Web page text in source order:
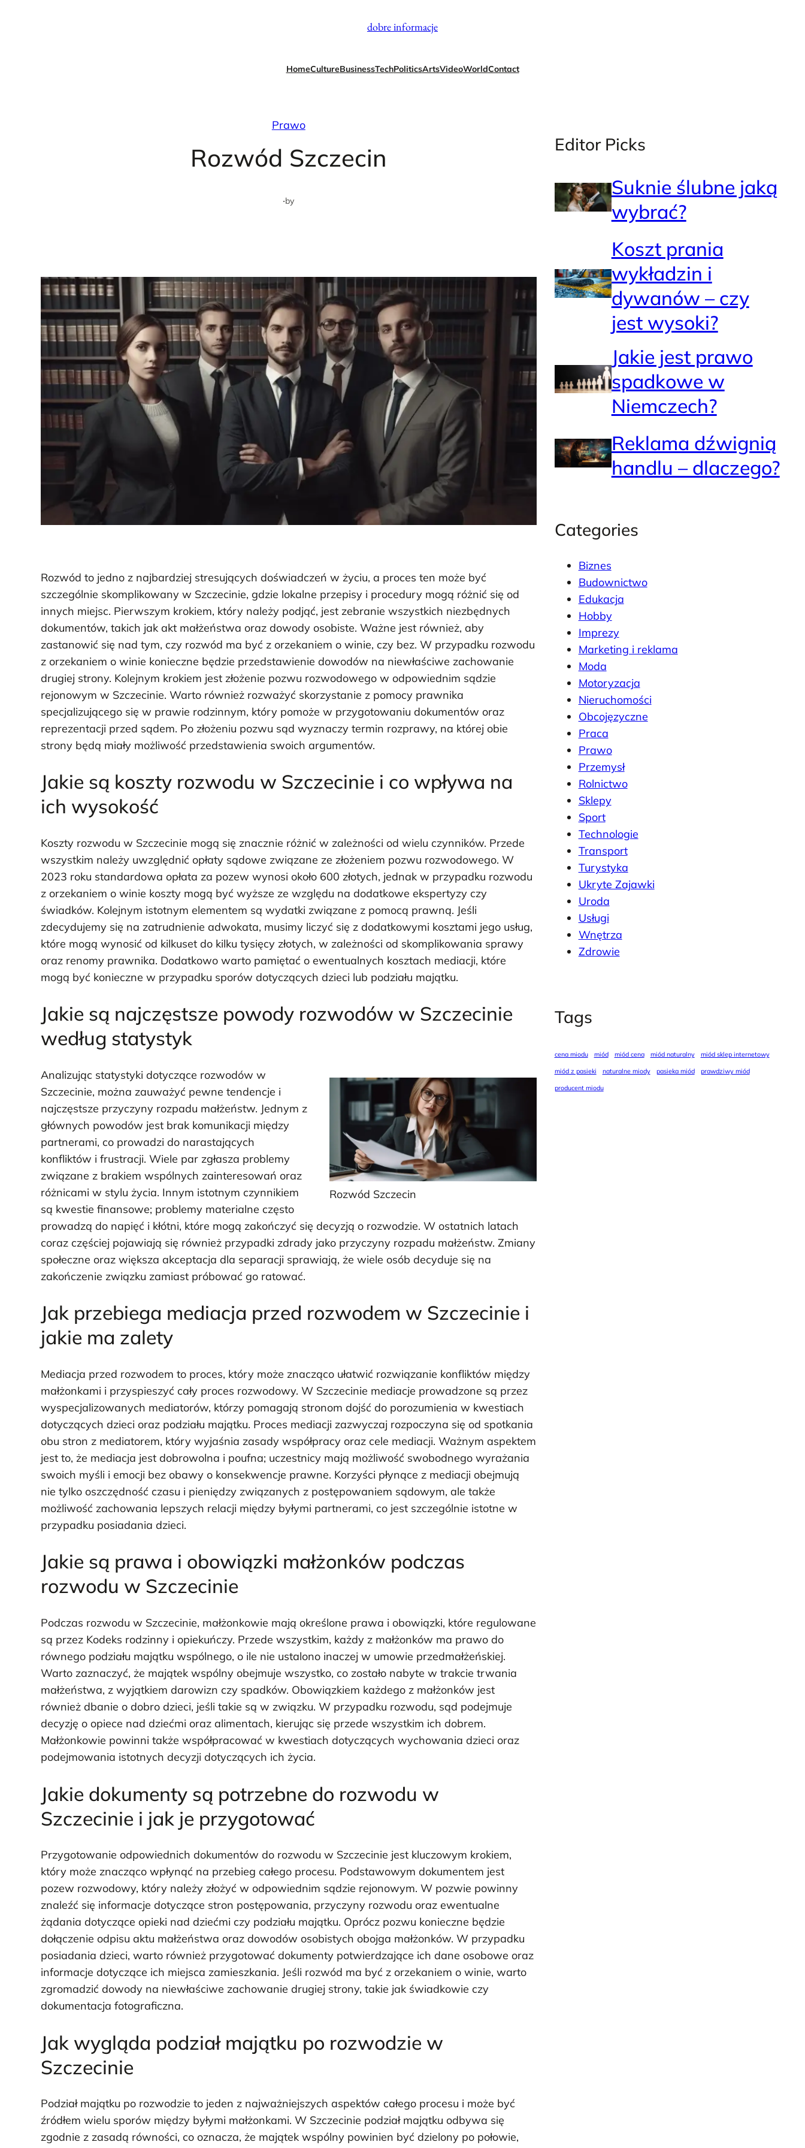
dobre informacje
HomeCultureBusinessTechPoliticsArtsVideoWorldContact
Prawo
Rozwód Szczecin
·by
Rozwód to jedno z najbardziej stresujących doświadczeń w życiu, a proces ten może być
szczególnie skomplikowany w Szczecinie, gdzie lokalne przepisy i procedury mogą różnić się od
innych miejsc. Pierwszym krokiem, który należy podjąć, jest zebranie wszystkich niezbędnych
dokumentów, takich jak akt małżeństwa oraz dowody osobiste. Ważne jest również, aby
zastanowić się nad tym, czy rozwód ma być z orzekaniem o winie, czy bez. W przypadku rozwodu
z orzekaniem o winie konieczne będzie przedstawienie dowodów na niewłaściwe zachowanie
drugiej strony. Kolejnym krokiem jest złożenie pozwu rozwodowego w odpowiednim sądzie
rejonowym w Szczecinie. Warto również rozważyć skorzystanie z pomocy prawnika
specjalizującego się w prawie rodzinnym, który pomoże w przygotowaniu dokumentów oraz
reprezentacji przed sądem. Po złożeniu pozwu sąd wyznaczy termin rozprawy, na której obie
strony będą miały możliwość przedstawienia swoich argumentów.
Jakie są koszty rozwodu w Szczecinie i co wpływa na
ich wysokość
Koszty rozwodu w Szczecinie mogą się znacznie różnić w zależności od wielu czynników. Przede
wszystkim należy uwzględnić opłaty sądowe związane ze złożeniem pozwu rozwodowego. W
2023 roku standardowa opłata za pozew wynosi około 600 złotych, jednak w przypadku rozwodu
z orzekaniem o winie koszty mogą być wyższe ze względu na dodatkowe ekspertyzy czy
świadków. Kolejnym istotnym elementem są wydatki związane z pomocą prawną. Jeśli
zdecydujemy się na zatrudnienie adwokata, musimy liczyć się z dodatkowymi kosztami jego usług,
które mogą wynosić od kilkuset do kilku tysięcy złotych, w zależności od skomplikowania sprawy
oraz renomy prawnika. Dodatkowo warto pamiętać o ewentualnych kosztach mediacji, które
mogą być konieczne w przypadku sporów dotyczących dzieci lub podziału majątku.
Jakie są najczęstsze powody rozwodów w Szczecinie
według statystyk
Rozwód Szczecin
Analizując statystyki dotyczące rozwodów w
Szczecinie, można zauważyć pewne tendencje i
najczęstsze przyczyny rozpadu małżeństw. Jednym z
głównych powodów jest brak komunikacji między
partnerami, co prowadzi do narastających
konfliktów i frustracji. Wiele par zgłasza problemy
związane z brakiem wspólnych zainteresowań oraz
różnicami w stylu życia. Innym istotnym czynnikiem
są kwestie finansowe; problemy materialne często
prowadzą do napięć i kłótni, które mogą zakończyć się decyzją o rozwodzie. W ostatnich latach
coraz częściej pojawiają się również przypadki zdrady jako przyczyny rozpadu małżeństw. Zmiany
społeczne oraz większa akceptacja dla separacji sprawiają, że wiele osób decyduje się na
zakończenie związku zamiast próbować go ratować.
Jak przebiega mediacja przed rozwodem w Szczecinie i
jakie ma zalety
Mediacja przed rozwodem to proces, który może znacząco ułatwić rozwiązanie konfliktów między
małżonkami i przyspieszyć cały proces rozwodowy. W Szczecinie mediacje prowadzone są przez
wyspecjalizowanych mediatorów, którzy pomagają stronom dojść do porozumienia w kwestiach
dotyczących dzieci oraz podziału majątku. Proces mediacji zazwyczaj rozpoczyna się od spotkania
obu stron z mediatorem, który wyjaśnia zasady współpracy oraz cele mediacji. Ważnym aspektem
jest to, że mediacja jest dobrowolna i poufna; uczestnicy mają możliwość swobodnego wyrażania
swoich myśli i emocji bez obawy o konsekwencje prawne. Korzyści płynące z mediacji obejmują
nie tylko oszczędność czasu i pieniędzy związanych z postępowaniem sądowym, ale także
możliwość zachowania lepszych relacji między byłymi partnerami, co jest szczególnie istotne w
przypadku posiadania dzieci.
Jakie są prawa i obowiązki małżonków podczas
rozwodu w Szczecinie
Podczas rozwodu w Szczecinie, małżonkowie mają określone prawa i obowiązki, które regulowane
są przez Kodeks rodzinny i opiekuńczy. Przede wszystkim, każdy z małżonków ma prawo do
równego podziału majątku wspólnego, o ile nie ustalono inaczej w umowie przedmałżeńskiej.
Warto zaznaczyć, że majątek wspólny obejmuje wszystko, co zostało nabyte w trakcie trwania
małżeństwa, z wyjątkiem darowizn czy spadków. Obowiązkiem każdego z małżonków jest
również dbanie o dobro dzieci, jeśli takie są w związku. W przypadku rozwodu, sąd podejmuje
decyzję o opiece nad dziećmi oraz alimentach, kierując się przede wszystkim ich dobrem.
Małżonkowie powinni także współpracować w kwestiach dotyczących wychowania dzieci oraz
podejmowania istotnych decyzji dotyczących ich życia.
Jakie dokumenty są potrzebne do rozwodu w
Szczecinie i jak je przygotować
Przygotowanie odpowiednich dokumentów do rozwodu w Szczecinie jest kluczowym krokiem,
który może znacząco wpłynąć na przebieg całego procesu. Podstawowym dokumentem jest
pozew rozwodowy, który należy złożyć w odpowiednim sądzie rejonowym. W pozwie powinny
znaleźć się informacje dotyczące stron postępowania, przyczyny rozwodu oraz ewentualne
żądania dotyczące opieki nad dziećmi czy podziału majątku. Oprócz pozwu konieczne będzie
dołączenie odpisu aktu małżeństwa oraz dowodów osobistych obojga małżonków. W przypadku
posiadania dzieci, warto również przygotować dokumenty potwierdzające ich dane osobowe oraz
informacje dotyczące ich miejsca zamieszkania. Jeśli rozwód ma być z orzekaniem o winie, warto
zgromadzić dowody na niewłaściwe zachowanie drugiej strony, takie jak świadkowie czy
dokumentacja fotograficzna.
Jak wygląda podział majątku po rozwodzie w
Szczecinie
Podział majątku po rozwodzie to jeden z najważniejszych aspektów całego procesu i może być
źródłem wielu sporów między byłymi małżonkami. W Szczecinie podział majątku odbywa się
zgodnie z zasadą równości, co oznacza, że majątek wspólny powinien być dzielony po połowie,
Editor Picks
Suknie ślubne jaką
wybrać?
Koszt prania
wykładzin i
dywanów – czy
jest wysoki?
Jakie jest prawo
spadkowe w
Niemczech?
Reklama dźwignią
handlu – dlaczego?
Categories
Biznes
Budownictwo
Edukacja
Hobby
Imprezy
Marketing i reklama
Moda
Motoryzacja
Nieruchomości
Obcojęzyczne
Praca
Prawo
Przemysł
Rolnictwo
Sklepy
Sport
Technologie
Transport
Turystyka
Ukryte Zajawki
Uroda
Usługi
Wnętrza
Zdrowie
Tags
cena miodu miód miód cena miód naturalny
miód sklep internetowy
miód z pasieki
naturalne miody pasieka miód
prawdziwy miód
producent miodu